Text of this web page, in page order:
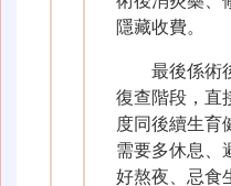
隱藏收費。
最後係術
復查階段，直
度同後續生育
需要多休息、
好熬夜、忌食